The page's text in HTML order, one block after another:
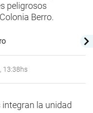
peligrosos
Berro.
13:38hs
la unidad